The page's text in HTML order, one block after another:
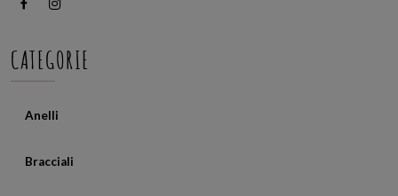
CATEGORIE
Anelli
Bracciali